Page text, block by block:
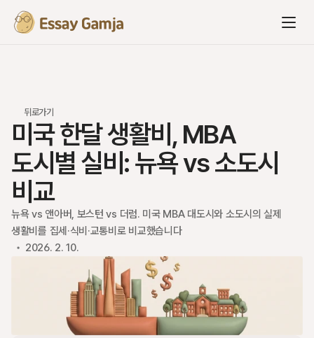
뒤로가기
미국 한달 생활비, MBA
도시별 실비: 뉴욕 vs 소도시
비교
뉴욕 vs 앤아버, 보스턴 vs 더럼. 미국 MBA 대도시와 소도시의 실제
생활비를 집세·식비·교통비로 비교했습니다
2026. 2. 10.